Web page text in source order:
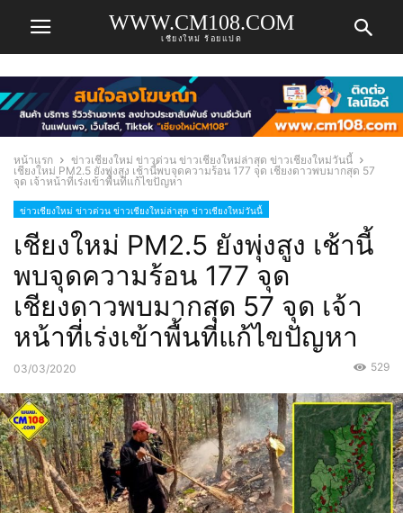
WWW.CM108.COM
เชียงใหม่ ร้อยแปด
หน้าแรก
ข่าวเชียงใหม่ ข่าวด่วน ข่าวเชียงใหม่ล่าสุด ข่าวเชียงใหม่วันนี้
เชียงใหม่ PM2.5 ยังพุ่งสูง เช้านี้พบจุดความร้อน 177 จุด เชียงดาวพบมากสุด 57
จุด เจ้าหน้าที่เร่งเข้าพื้นที่แก้ไขปัญหา
ข่าวเชียงใหม่ ข่าวด่วน ข่าวเชียงใหม่ล่าสุด ข่าวเชียงใหม่วันนี้
เชียงใหม่ PM2.5 ยังพุ่งสูง เช้านี้
พบจุดความร้อน 177 จุด
เชียงดาวพบมากสุด 57 จุด เจ้า
หน้าที่เร่งเข้าพื้นที่แก้ไขปัญหา
03/03/2020 529